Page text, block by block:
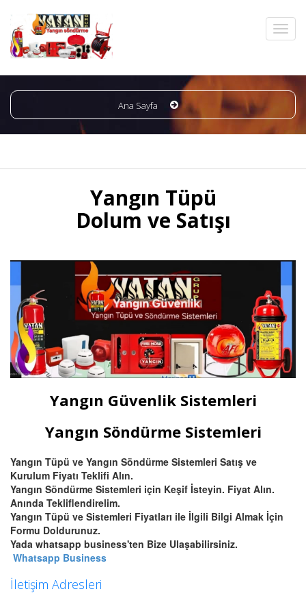
Ana Sayfa
Yangın Tüpü
Dolum ve Satışı
Yangın Güvenlik Sistemleri
Yangın Söndürme Sistemleri
Yangın Tüpü ve Yangın Söndürme Sistemleri Satış ve
Kurulum Fiyatı Teklifi Alın.
Yangın Söndürme Sistemleri için Keşif İsteyin. Fiyat Alın.
Anında Tekliflendirelim.
Yangın Tüpü ve Sistemleri Fiyatları ile İlgili Bilgi Almak İçin
Formu Doldurunuz.
Yada whatsapp business'ten Bize Ulaşabilirsiniz.
Whatsapp Business
İletişim Adresleri